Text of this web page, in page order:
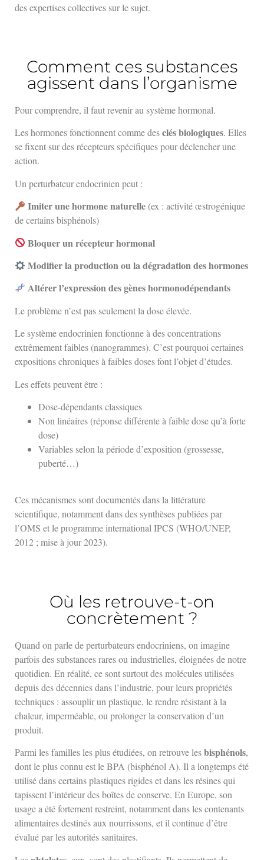
des expertises collectives sur le sujet.
Comment ces substances
agissent dans l’organisme
Pour comprendre, il faut revenir au système hormonal.
Les hormones fonctionnent comme desclés biologiques. Elles
se fixent sur des récepteurs spécifiques pour déclencher une
action.
Un perturbateur endocrinien peut :
Imiter une hormone naturelle (ex : activité œstrogénique
de certains bisphénols)
Bloquer un récepteur hormonal
Modifier la production ou la dégradation des hormones
Altérer l’expression des gènes hormonodépendants
Le problème n’est pas seulement la dose élevée.
Le système endocrinien fonctionne à des concentrations
extrêmement faibles (nanogrammes). C’est pourquoi certaines
expositions chroniques à faibles doses font l’objet d’études.
Les effets peuvent être :
Dose-dépendants classiques
Non linéaires (réponse différente à faible dose qu’à forte
dose)
Variables selon la période d’exposition (grossesse,
puberté…)
Ces mécanismes sont documentés dans la littérature
scientifique, notamment dans des synthèses publiées par
l’OMS et le programme international IPCS (WHO/UNEP,
2012 ; mise à jour 2023).
Où les retrouve-t-on
concrètement ?
Quand on parle de perturbateurs endocriniens, on imagine
parfois des substances rares ou industrielles, éloignées de notre
quotidien. En réalité, ce sont surtout des molécules utilisées
depuis des décennies dans l’industrie, pour leurs propriétés
techniques : assouplir un plastique, le rendre résistant à la
chaleur, imperméable, ou prolonger la conservation d’un
produit.
Parmi les familles les plus étudiées, on retrouve lesbisphénols,
dont le plus connu est le BPA (bisphénol A). Il a longtemps été
utilisé dans certains plastiques rigides et dans les résines qui
tapissent l’intérieur des boîtes de conserve. En Europe, son
usage a été fortement restreint, notamment dans les contenants
alimentaires destinés aux nourrissons, et il continue d’être
évalué par les autorités sanitaires.